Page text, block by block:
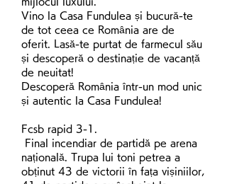
Vino la Casa Fundulea și bucură-te
de tot ceea ce România are de
oferit. Lasă-te purtat de farmecul său
și descoperă o destinație de vacanță
de neuitat!
Descoperă România într-un mod unic
și autentic la Casa Fundulea!
Fcsb rapid 3-1.
națională. Trupa lui toni petrea a
obținut 43 de victorii în fața vișiniilor,